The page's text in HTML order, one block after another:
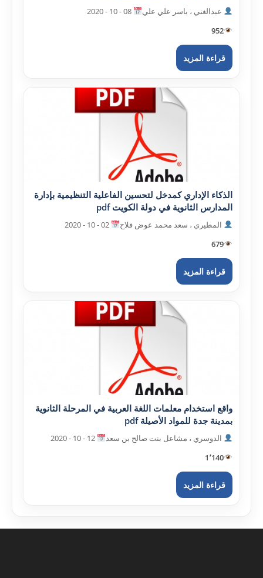
عبدالغني ، ياسر علي علي
952
قراءة المزيد
الذکاء الإداري کمدخل لتحسين الفاعلية التنظيمية بإدارة
المدارس الثانوية في دولة الکويت pdf
المطيري ، سعد محمد عوض فلاح
679
قراءة المزيد
واقع استخدام معلمات اللغة العربية في المرحلة الثانوية
بمدينة جدة للمواد الأصيلة pdf
الدوسري ، مشاعل بنت صالح بن سعد
1٬140
قراءة المزيد